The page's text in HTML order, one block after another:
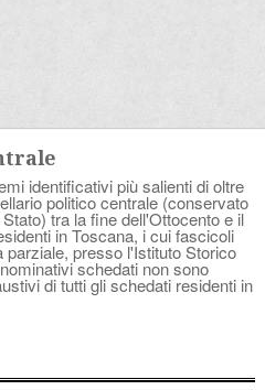
identificativi più salienti di oltre
politico centrale (conservato
tra la fine dell'Ottocento e il
in Toscana, i cui fascicoli
presso l'Istituto Storico
schedati non sono
di tutti gli schedati residenti in